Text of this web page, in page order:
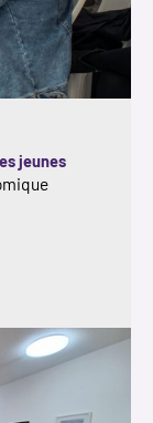
jeunes